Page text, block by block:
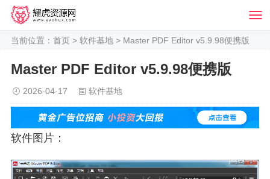
当前位置： 首页 > 软件基地 > Master PDF Editor v5.9.98便携版
Master PDF Editor v5.9.98便携版
2026-04-17 软件基地
软件图片：